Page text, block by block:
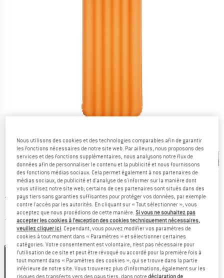
Prix initial :
269,95€
Prix:
à partir de242,96€ TVA incl.
Livraison gratuite(FR)France. Informations sur les frais de
Couleur:Marmalade
Nous utilisons des cookies et des technologies comparables afin de garantir
les fonctions nécessaires de notre site web. Par ailleurs, nous proposons des
services et des fonctions supplémentaires, nous analysons notre flux de
données afin de personnaliser le contenu et la publicité et nous fournissons
des fonctions médias sociaux. Cela permet également à nos partenaires de
médias sociaux, de publicité et d'analyse de s'informer sur la manière dont
vous utilisez notre site web; certains de ces partenaires sont situés dans des
pays tiers sans garanties suffisantes pour protéger vos données, par exemple
contre l'accès par les autorités. En cliquant sur « Tout sélectionner », vous
acceptez que nous procédions de cette manière.Si vous ne souhaitez pas
accepter les cookies à l’exception des cookies techniquement nécessaires,
veuillez cliquer ici. Cependant, vous pouvez modifier vos paramètres de
cookies à tout moment dans « Paramètres » et sélectionner certaines
catégories. Votre consentement est volontaire, n’est pas nécessaire pour
l’utilisation de ce site et peut être révoqué ou accordé pour la première fois à
tout moment dans « Paramètres des cookies », qui se trouve dans la partie
inférieure de notre site. Vous trouverez plus d'informations, également sur les
risques des transferts vers des pays tiers, dans notredéclaration de